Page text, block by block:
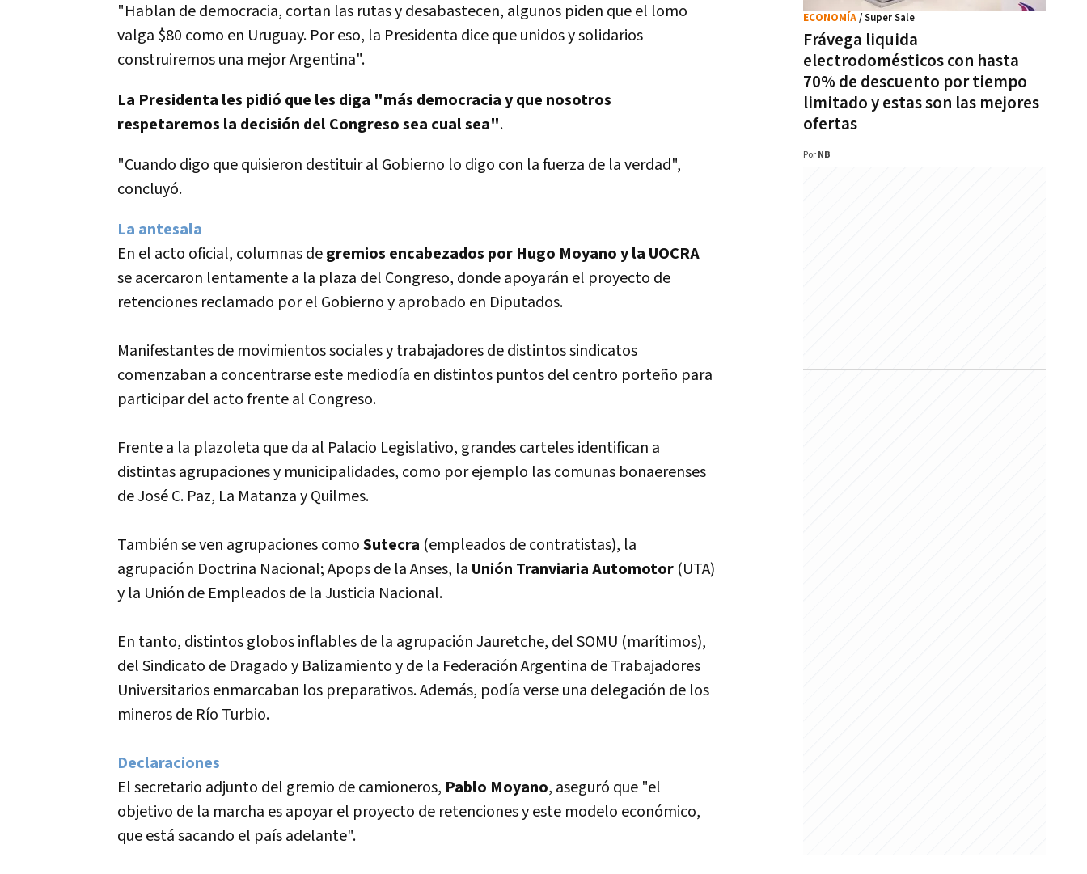
"Hablan de democracia, cortan las rutas y desabastecen, algunos piden que el lomo
valga $80 como en Uruguay. Por eso, la Presidenta dice que unidos y solidarios
construiremos una mejor Argentina".
La Presidenta les pidió que les diga "más democracia y que nosotros
respetaremos la decisión del Congreso sea cual sea".
"Cuando digo que quisieron destituir al Gobierno lo digo con la fuerza de la verdad",
concluyó.
La antesala
En el acto oficial, columnas degremios encabezados por Hugo Moyano y la UOCRA
se acercaron lentamente a la plaza del Congreso, donde apoyarán el proyecto de
retenciones reclamado por el Gobierno y aprobado en Diputados.
Manifestantes de movimientos sociales y trabajadores de distintos sindicatos
comenzaban a concentrarse este mediodí­a en distintos puntos del centro porteño para
participar del acto frente al Congreso.
Frente a la plazoleta que da al Palacio Legislativo, grandes carteles identifican a
distintas agrupaciones y municipalidades, como por ejemplo las comunas bonaerenses
de José C. Paz, La Matanza y Quilmes.
También se ven agrupaciones comoSutecra (empleados de contratistas), la
agrupación Doctrina Nacional; Apops de la Anses, la Unión Tranviaria Automotor (UTA)
y la Unión de Empleados de la Justicia Nacional.
En tanto, distintos globos inflables de la agrupación Jauretche, del SOMU (marí­timos),
del Sindicato de Dragado y Balizamiento y de la Federación Argentina de Trabajadores
Universitarios enmarcaban los preparativos. Además, podí­a verse una delegación de los
mineros de Rí­o Turbio.
Declaraciones
El secretario adjunto del gremio de camioneros, Pablo Moyano, aseguró que "el
objetivo de la marcha es apoyar el proyecto de retenciones y este modelo económico,
que está sacando el paí­s adelante".
Frávega liquida
electrodomésticos con hasta
70% de descuento por tiempo
limitado y estas son las mejores
ofertas
ECONOMÍA/ Super Sale
Por NB